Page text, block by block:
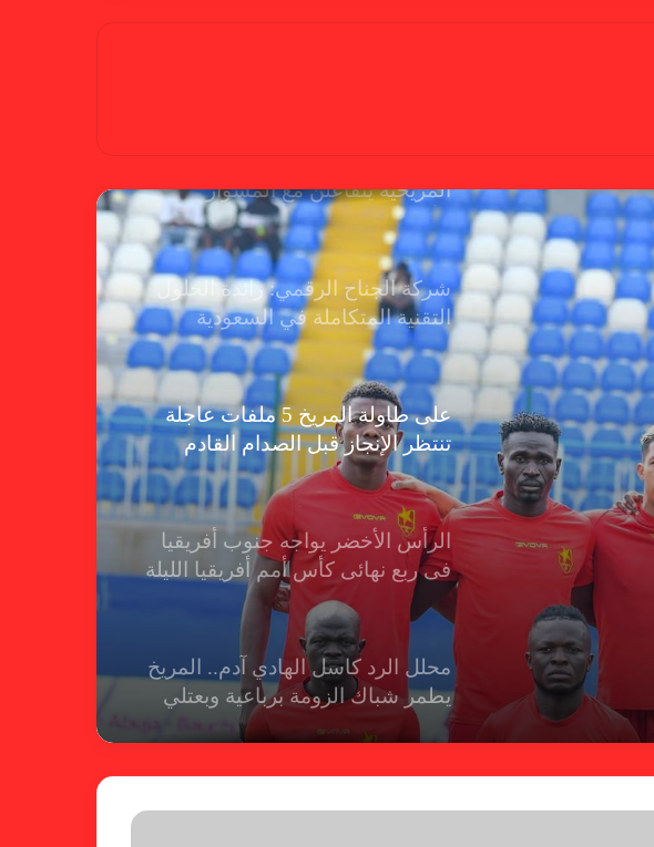
عبر الرد كاسل : مهيرات رابطة المرأة
المريخية يتفاعلن مع المشوار
الأفريقي
شركة الجناح الرقمي: رائدة الحلول
التقنية المتكاملة في السعودية
على طاولة المريخ 5 ملفات عاجلة
تنتظر الإنجاز قبل الصدام القادم
الرأس الأخضر يواجه جنوب أفريقيا
فى ربع نهائى كأس أمم أفريقيا الليلة
محلل الرد كاسل الهادي آدم.. المريخ
يطمر شباك الزومة برباعية وبعتلي
الصدارة عن جدارة